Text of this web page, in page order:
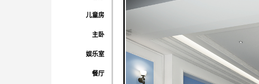
儿童房
主卧
娱乐室
餐厅